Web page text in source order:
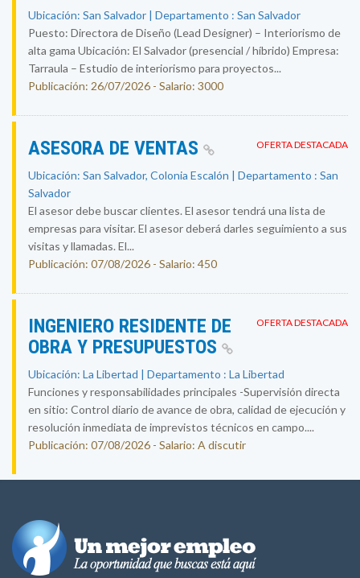
Ubicación: San Salvador | Departamento : San Salvador
Puesto: Directora de Diseño (Lead Designer) – Interiorismo de
alta gama Ubicación: El Salvador (presencial / híbrido) Empresa:
Tarraula – Estudio de interiorismo para proyectos...
Publicación: 26/07/2026 - Salario: 3000
OFERTA DESTACADA
ASESORA DE VENTAS
Ubicación: San Salvador, Colonia Escalón | Departamento : San
Salvador
El asesor debe buscar clientes. El asesor tendrá una lista de
empresas para visitar. El asesor deberá darles seguimiento a sus
visitas y llamadas. El...
Publicación: 07/08/2026 - Salario: 450
OFERTA DESTACADA
INGENIERO RESIDENTE DE
OBRA Y PRESUPUESTOS
Ubicación: La Libertad | Departamento : La Libertad
Funciones y responsabilidades principales -Supervisión directa
en sitio: Control diario de avance de obra, calidad de ejecución y
resolución inmediata de imprevistos técnicos en campo....
Publicación: 07/08/2026 - Salario: A discutir